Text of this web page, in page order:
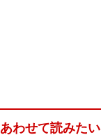
あわせて読みたい